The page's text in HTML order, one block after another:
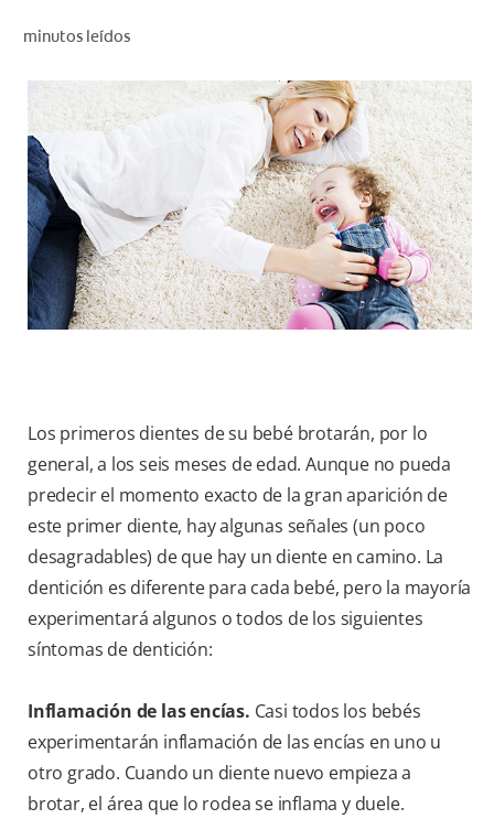
PROMOCIONES
CR (ES)
SUSCRÍBASE
minutos leídos
Los primeros dientes de su bebé brotarán, por lo
general, a los seis meses de edad. Aunque no pueda
predecir el momento exacto de la gran aparición de
este primer diente, hay algunas señales (un poco
desagradables) de que hay un diente en camino. La
dentición es diferente para cada bebé, pero la mayoría
experimentará algunos o todos de los siguientes
síntomas de dentición:
Inflamación de las encías. Casi todos los bebés
experimentarán inflamación de las encías en uno u
otro grado. Cuando un diente nuevo empieza a
brotar, el área que lo rodea se inflama y duele.